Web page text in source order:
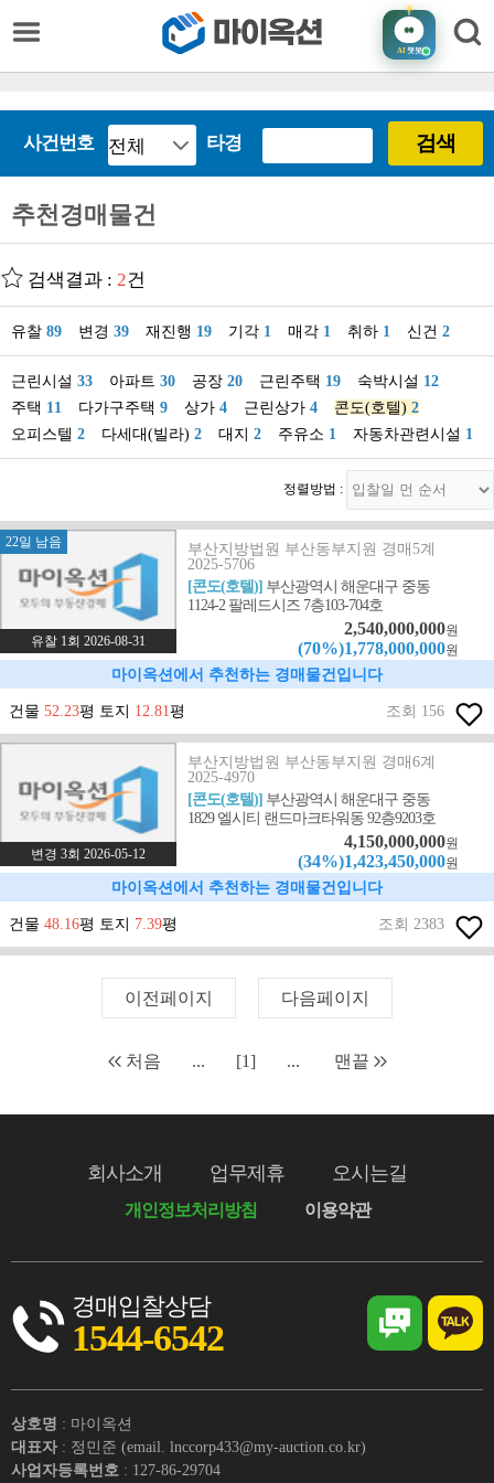
AI챗봇
사건번호 타경 검색
추천경매물건
검색결과 : 2건
유찰 89 변경 39 재진행 19 기각 1 매각 1 취하 1 신건 2
근린시설 33 아파트 30 공장 20 근린주택 19 숙박시설 12
주택 11 다가구주택 9 상가 4 근린상가 4 콘도(호텔) 2
오피스텔 2 다세대(빌라) 2 대지 2 주유소 1 자동차관련시설 1
정렬방법 :
22일 남음
유찰 1회 2026-08-31
부산지방법원 부산동부지원 경매5계
2025-5706
[콘도(호텔)] 부산광역시 해운대구 중동
1124-2 팔레드시즈 7층103-704호
2,540,000,000원
(70%)1,778,000,000원
마이옥션에서 추천하는 경매물건입니다
건물 52.23평 토지 12.81평 조회 156
변경 3회 2026-05-12
부산지방법원 부산동부지원 경매6계
2025-4970
[콘도(호텔)] 부산광역시 해운대구 중동
1829 엘시티 랜드마크타워동 92층9203호
4,150,000,000원
(34%)1,423,450,000원
마이옥션에서 추천하는 경매물건입니다
건물 48.16평 토지 7.39평 조회 2383
이전페이지 다음페이지
처음 ... [1] ... 맨끝
회사소개 업무제휴 오시는길
개인정보처리방침 이용약관
경매입찰상담
1544-6542
상호명 : 마이옥션
대표자 : 정민준 (email. lnccorp433@my-auction.co.kr)
사업자등록번호 : 127-86-29704